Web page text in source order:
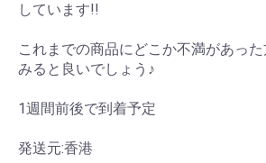
しています!!
これまでの商品にどこか不満があっ
みると良いでしょう♪
1週間前後で到着予定
発送元:香港